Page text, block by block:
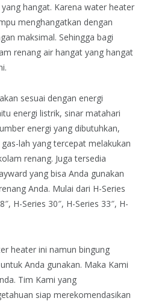
hangat. Karena water heater
menghangatkan dengan
maksimal. Sehingga bagi
renang air hangat yang hangat
sesuai dengan energi
energi listrik, sinar matahari
energi yang dibutuhkan,
lah yang tercepat melakukan
renang. Juga tersedia
yang bisa Anda gunakan
Anda. Mulai dari H-Series
H-Series 30″, H-Series 33″, H-
heater ini namun bingung
Anda gunakan. Maka Kami
Tim Kami yang
siap merekomendasikan